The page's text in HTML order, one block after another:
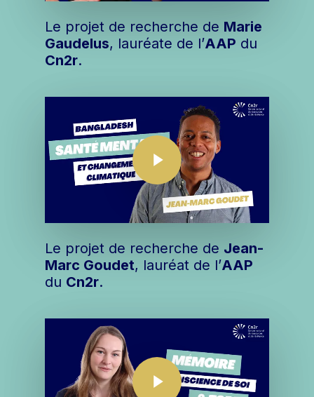
Le projet de recherche de Marie
Gaudelus, lauréate de l’AAP du
Cn2r.
Play Video
Play Video
Le projet de recherche de Jean-
Marc Goudet, lauréat de l’AAP
du Cn2r.
Play Video
Play Video